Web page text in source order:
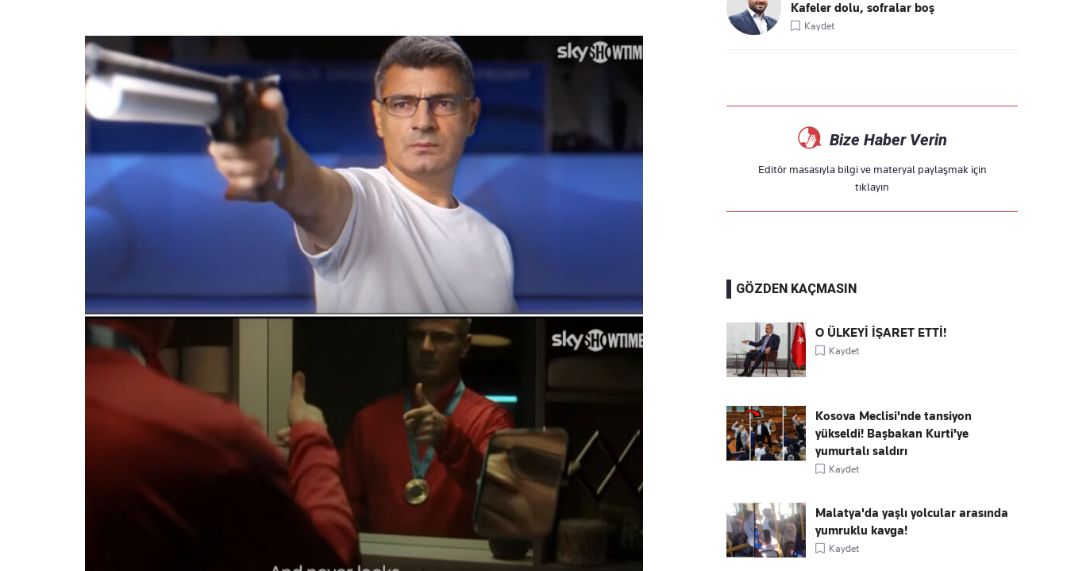
Kafeler dolu, sofralar boş
Kaydet
Bize Haber Verin
Editör masasıyla bilgi ve materyal paylaşmak için
tıklayın
GÖZDEN KAÇMASIN
O ÜLKEYİ İŞARET ETTİ!
Kaydet
Kosova Meclisi'nde tansiyon
yükseldi! Başbakan Kurti'ye
yumurtalı saldırı
Kaydet
Malatya'da yaşlı yolcular arasında
yumruklu kavga!
Kaydet